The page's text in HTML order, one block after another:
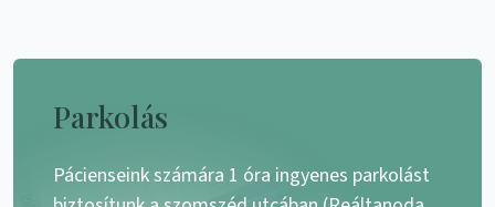
Parkolás
Pácienseink számára 1 óra ingyenes parkolást